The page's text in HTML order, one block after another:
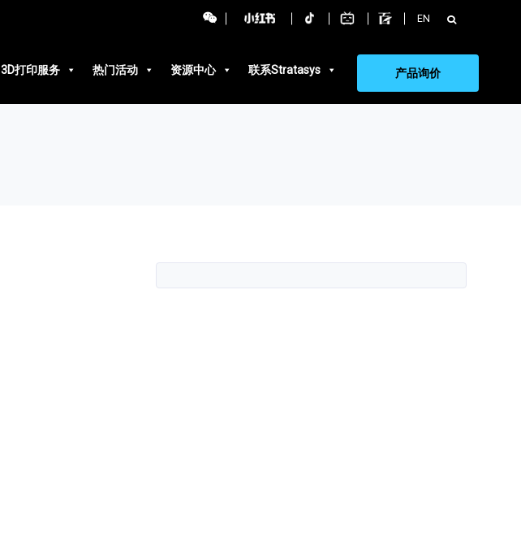
EN 搜
索：
3D打印服务 热门活动 资源中心 联系Stratasys 产品询价